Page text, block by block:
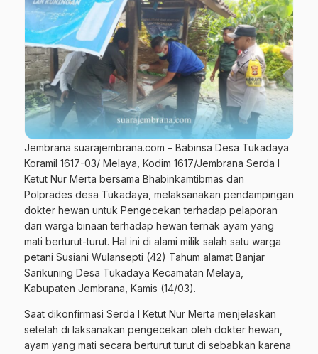
Jembrana suarajembrana.com – Babinsa Desa Tukadaya
Koramil 1617-03/ Melaya, Kodim 1617/Jembrana Serda I
Ketut Nur Merta bersama Bhabinkamtibmas dan
Polprades desa Tukadaya, melaksanakan pendampingan
dokter hewan untuk Pengecekan terhadap pelaporan
dari warga binaan terhadap hewan ternak ayam yang
mati berturut-turut. Hal ini di alami milik salah satu warga
petani Susiani Wulansepti (42) Tahum alamat Banjar
Sarikuning Desa Tukadaya Kecamatan Melaya,
Kabupaten Jembrana, Kamis (14/03).
Saat dikonfirmasi Serda I Ketut Nur Merta menjelaskan
setelah di laksanakan pengecekan oleh dokter hewan,
ayam yang mati secara berturut turut di sebabkan karena